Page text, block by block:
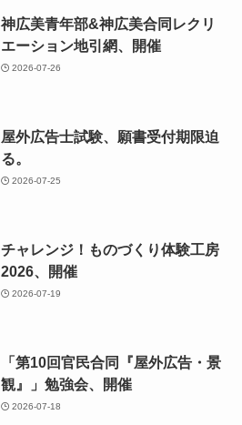
神広美青年部&神広美合同レクリ
エーション地引網、開催
2026-07-26
屋外広告士試験、願書受付期限迫
る。
2026-07-25
チャレンジ！ものづくり体験工房
2026、開催
2026-07-19
「第10回官民合同『屋外広告・景
観』」勉強会、開催
2026-07-18